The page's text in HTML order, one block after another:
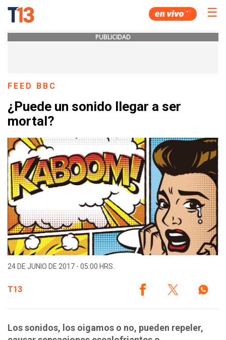
☰
PUBLICIDAD
FEED BBC
¿Puede un sonido llegar a ser
mortal?
24 DE JUNIO DE 2017 - 05:00 HRS.
T13
Los sonidos, los oigamos o no, pueden repeler,